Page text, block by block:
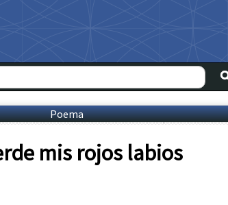
Poema
mis rojos labios